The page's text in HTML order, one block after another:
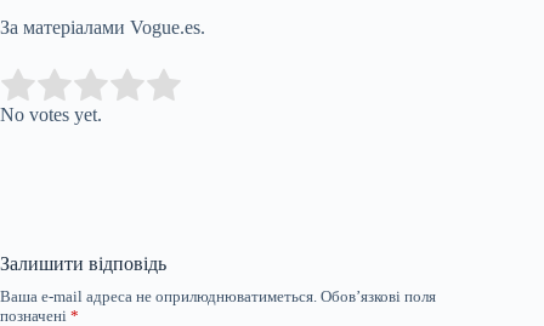
За матеріалами Vogue.es.
Rate this item:
No votes yet.
Залишити відповідь
Ваша e-mail адреса не оприлюднюватиметься. Обов’язкові поля
позначені *